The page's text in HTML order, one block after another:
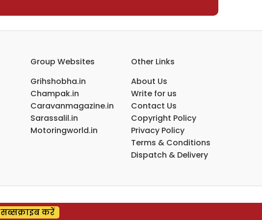
Group Websites
Grihshobha.in
Champak.in
Caravanmagazine.in
Sarassalil.in
Motoringworld.in
Other Links
About Us
Write for us
Contact Us
Copyright Policy
Privacy Policy
Terms & Conditions
Dispatch & Delivery
सब्सक्राइब करें